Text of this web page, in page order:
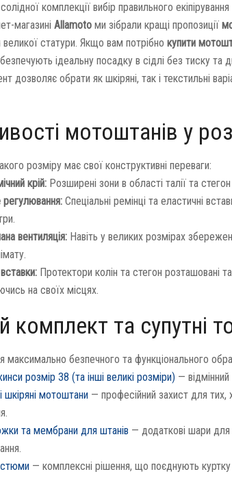
комплекції вибір правильного
магазині Allamoto ми зібрали кращі пропозиції
статури. Якщо вам потрібно купити
ідеальну посадку в сідлі без тиску та
дозволяє обрати як шкіряні, так і текстильні
мотоштанів у
розміру має свої конструктивні переваги:
крій: Розширені зони в області талії та
регулювання: Спеціальні ремінці та еластичні
вентиляція: Навіть у великих розмірах
Протектори колін та стегон
на своїх місцях.
комплект та супутні
максимально безпечного та функціонального
розмір 38 (та інші великі розміри) —
шкіряні мотоштани — професійний захист для тих,
та мембрани для штанів — додаткові шари
— комплексні рішення, що поєднують